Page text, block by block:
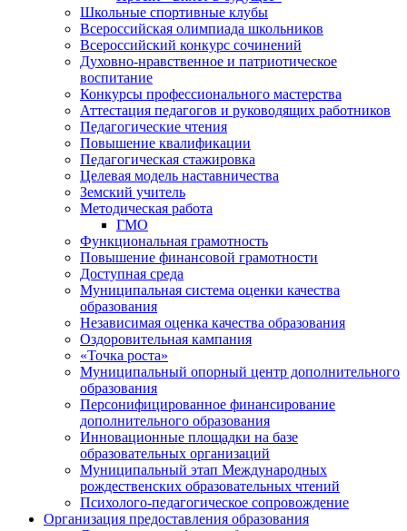
Школьные спортивные клубы
Всероссийская олимпиада школьников
Всероссийский конкурс сочинений
Духовно-нравственное и патриотическое
воспитание
Конкурсы профессионального мастерства
Аттестация педагогов и руководящих работников
Педагогические чтения
Повышение квалификации
Педагогическая стажировка
Целевая модель наставничества
Земский учитель
Методическая работа
ГМО
Функциональная грамотность
Повышение финансовой грамотности
Доступная среда
Муниципальная система оценки качества
образования
Независимая оценка качества образования
Оздоровительная кампания
«Точка роста»
Муниципальный опорный центр дополнительного
образования
Персонифицированное финансирование
дополнительного образования
Инновационные площадки на базе
образовательных организаций
Муниципальный этап Международных
рождественских образовательных чтений
Психолого-педагогическое сопровождение
Организация предоставления образования